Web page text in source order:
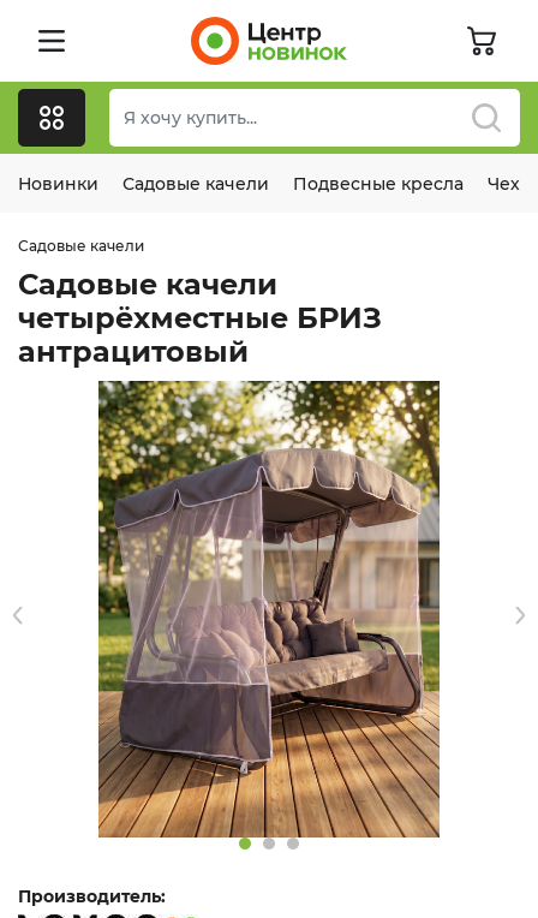
Новинки Садовые качели Подвесные кресла
Садовые качели
Садовые качели
четырёхместные БРИЗ
антрацитовый
Производитель: